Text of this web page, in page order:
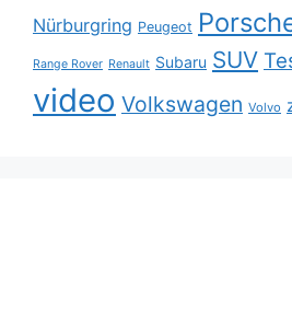
Nürburgring Peugeot
Range Rover Renault Subaru SUV
video Volkswagen Volvo